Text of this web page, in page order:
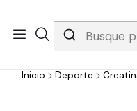
Whatsapp 3229079958/ Fijo
gratis apartir de 199.000!
Inicio Deporte